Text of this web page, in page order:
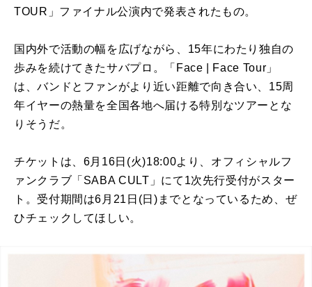
TOUR」ファイナル公演内で発表されたもの。
国内外で活動の幅を広げながら、15年にわたり独自の
歩みを続けてきたサバプロ。「Face | Face Tour」
は、バンドとファンがより近い距離で向き合い、15周
年イヤーの熱量を全国各地へ届ける特別なツアーとな
りそうだ。
チケットは、6月16日(火)18:00より、オフィシャルフ
ァンクラブ「SABA CULT」にて1次先行受付がスター
ト。受付期間は6月21日(日)までとなっているため、ぜ
ひチェックしてほしい。